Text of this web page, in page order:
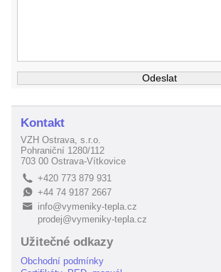
Kontakt
VZH Ostrava, s.r.o.
Pohraniční 1280/112
703 00 Ostrava-Vítkovice
L +420 773 879 931
E+44 74 9187 2667
B
info@vymeniky-tepla.cz
prodej@vymeniky-tepla.cz
Užitečné odkazy
Obchodní podmínky